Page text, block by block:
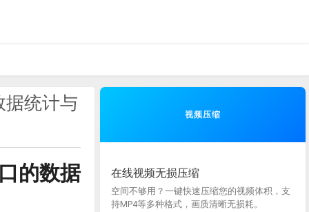
据统计与
的数据
视频压缩
在线视频无损压缩
空间不够用？一键快速压缩您的视频体积，支
持MP4等多种格式，画质清晰无损耗。